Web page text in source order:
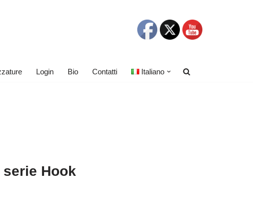
Login Bio Contatti Italiano
Hook